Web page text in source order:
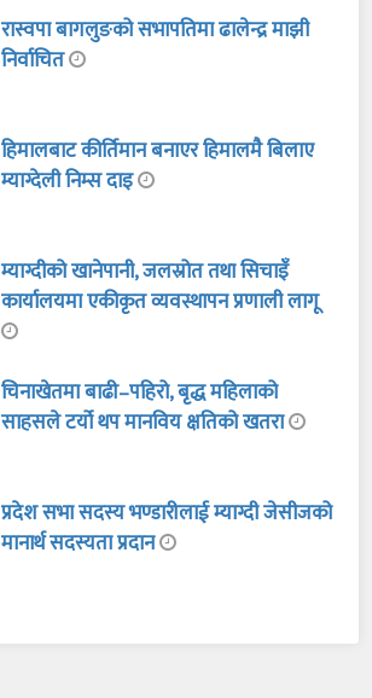
रास्वपा बागलुङको सभापतिमा ढालेन्द्र माझी
निर्वाचित
हिमालबाट कीर्तिमान बनाएर हिमालमै बिलाए
म्याग्देली निम्स दाइ
म्याग्दीको खानेपानी, जलस्रोत तथा सिचाइँ
कार्यालयमा एकीकृत व्यवस्थापन प्रणाली लागू
चिनाखेतमा बाढी–पहिरो, बृद्ध महिलाको
साहसले टर्यो थप मानविय क्षतिको खतरा
प्रदेश सभा सदस्य भण्डारीलाई म्याग्दी जेसीजको
मानार्थ सदस्यता प्रदान